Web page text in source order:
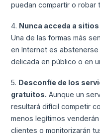
puedan compartir o robar
4. Nunca acceda a
Una de las formas más
en Internet es
delicada en público o en
5. Desconfíe de los
gratuitos. Aunque un
resultará difícil competir
menos legítimos
clientes o monitorizarán